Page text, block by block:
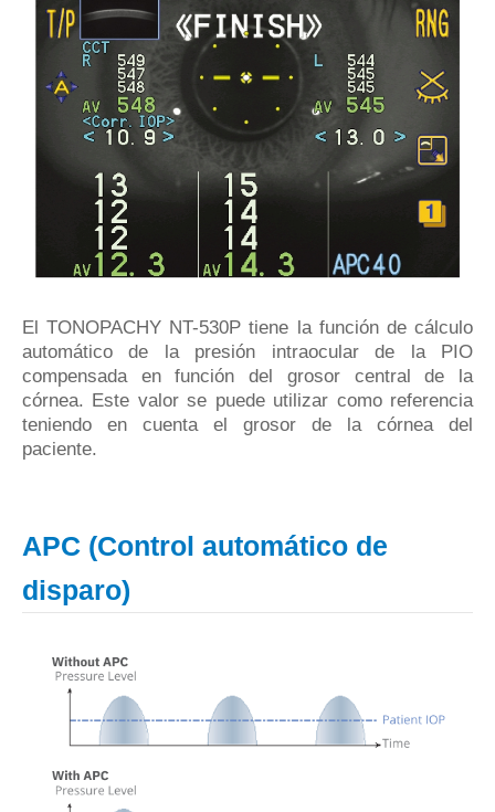
El TONOPACHY NT-530P tiene la función de cálculo
automático de la presión intraocular de la PIO
compensada en función del grosor central de la
córnea. Este valor se puede utilizar como referencia
teniendo en cuenta el grosor de la córnea del
paciente.
APC (Control automático de
disparo)